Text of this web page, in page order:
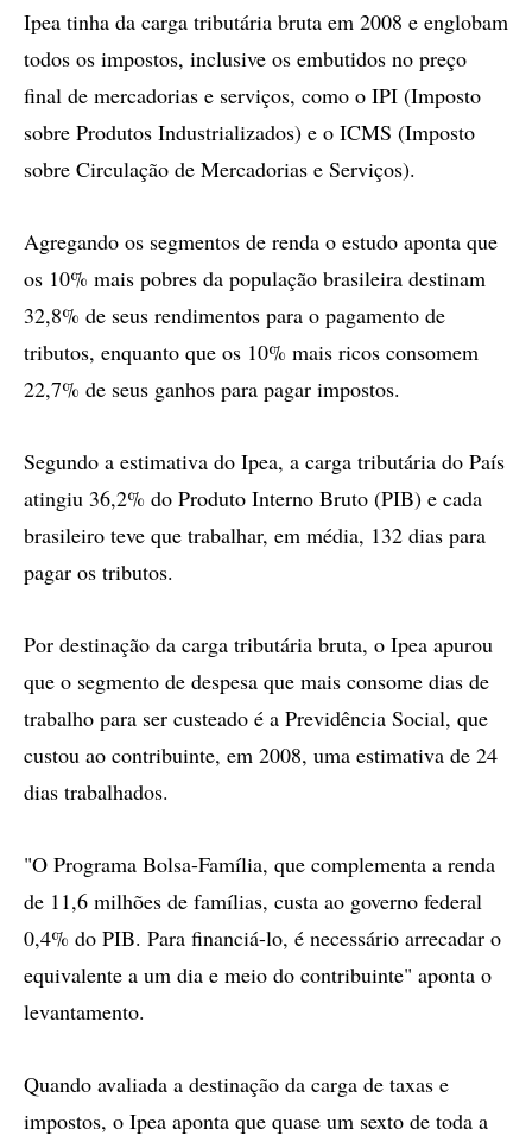
Ipea tinha da carga tributária bruta em 2008 e englobam
todos os impostos, inclusive os embutidos no preço
final de mercadorias e serviços, como o IPI (Imposto
sobre Produtos Industrializados) e o ICMS (Imposto
sobre Circulação de Mercadorias e Serviços).
Agregando os segmentos de renda o estudo aponta que
os 10% mais pobres da população brasileira destinam
32,8% de seus rendimentos para o pagamento de
tributos, enquanto que os 10% mais ricos consomem
22,7% de seus ganhos para pagar impostos.
Segundo a estimativa do Ipea, a carga tributária do País
atingiu 36,2% do Produto Interno Bruto (PIB) e cada
brasileiro teve que trabalhar, em média, 132 dias para
pagar os tributos.
Por destinação da carga tributária bruta, o Ipea apurou
que o segmento de despesa que mais consome dias de
trabalho para ser custeado é a Previdência Social, que
custou ao contribuinte, em 2008, uma estimativa de 24
dias trabalhados.
"O Programa Bolsa-Família, que complementa a renda
de 11,6 milhões de famílias, custa ao governo federal
0,4% do PIB. Para financiá-lo, é necessário arrecadar o
equivalente a um dia e meio do contribuinte" aponta o
levantamento.
Quando avaliada a destinação da carga de taxas e
impostos, o Ipea aponta que quase um sexto de toda a